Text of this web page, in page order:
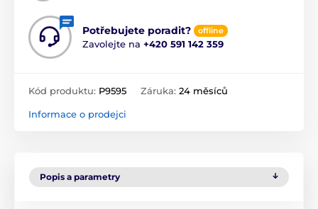
Potřebujete poradit? offline
Zavolejte na +420 591 142 359
Kód produktu: P9595 Záruka: 24 měsíců
Informace o prodejci
Popis a parametry